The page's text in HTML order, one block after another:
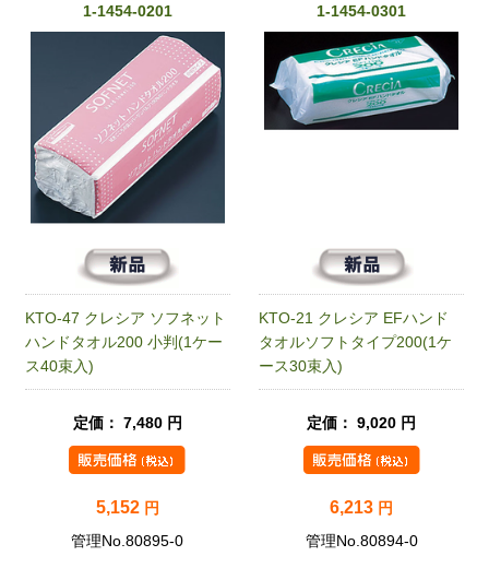
1-1454-0201
KTO-47 クレシア ソフネット
ハンドタオル200 小判(1ケー
ス40束入)
定価： 7,480 円
5,152 円
管理No.80895-0
1-1454-0301
KTO-21 クレシア EFハンド
タオルソフトタイプ200(1ケ
ース30束入)
定価： 9,020 円
6,213 円
管理No.80894-0